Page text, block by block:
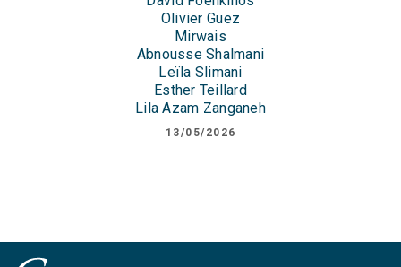
Olivier Guez
Mirwais
Abnousse Shalmani
Leïla Slimani
Esther Teillard
Lila Azam Zanganeh
13/05/2026